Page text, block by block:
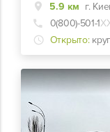
5.9 км г.
0(800)-501-1
Открыто: